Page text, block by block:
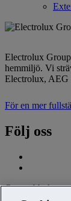
Electrolux
hemmiljö. Vi
Electrolux, AEG
För en mer
Följ oss
Om webbplatsen